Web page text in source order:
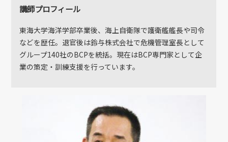
講師プロフィール
東海大学海洋学部卒業後、海上自衛隊で護衛艦艦長や司令
などを歴任。退官後は鈴与株式会社で危機管理室長として
グループ140社のBCPを統括。現在はBCP専門家として企
業の策定・訓練支援を行っています。